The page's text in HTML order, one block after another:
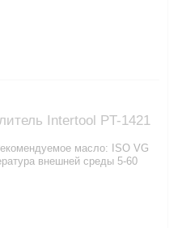
Intertool PT-1421
масло: ISO VG
внешней среды 5-60